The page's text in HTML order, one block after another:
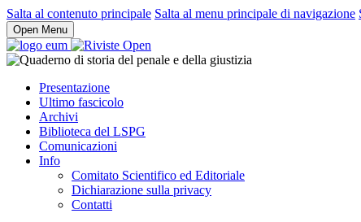
Salta al contenuto principale Salta al menu principale di navigazione
Open Menu
Presentazione
Ultimo fascicolo
Archivi
Biblioteca del LSPG
Comunicazioni
Info
Comitato Scientifico ed Editoriale
Dichiarazione sulla privacy
Contatti